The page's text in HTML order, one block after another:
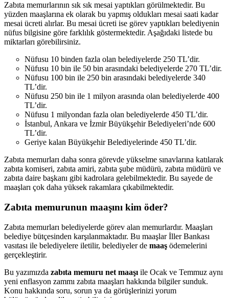
Zabıta memurlarının sık sık mesai yaptıkları görülmektedir. Bu
yüzden maaşlarına ek olarak bu yapmış oldukları mesai saati kadar
mesai ücreti alırlar. Bu mesai ücreti ise görev yaptıkları belediyenin
nüfus bilgisine göre farklılık göstermektedir. Aşağıdaki listede bu
miktarları görebilirsiniz.
Nüfusu 10 binden fazla olan belediyelerde 250 TL’dir.
Nüfusu 10 bin ile 50 bin arasındaki belediyelerde 270 TL’dir.
Nüfusu 100 bin ile 250 bin arasındaki belediyelerde 340
TL’dir.
Nüfusu 250 bin ile 1 milyon arasında olan belediyelerde 400
TL’dir.
Nüfusu 1 milyondan fazla olan belediyelerde 450 TL’dir.
İstanbul, Ankara ve İzmir Büyükşehir Belediyeleri’nde 600
TL’dir.
Geriye kalan Büyükşehir Belediyelerinde 450 TL’dir.
Zabıta memurları daha sonra görevde yükselme sınavlarına katılarak
zabıta komiseri, zabıta amiri, zabıta şube müdürü, zabıta müdürü ve
zabıta daire başkanı gibi kadrolara gelebilmektedir. Bu sayede de
maaşları çok daha yüksek rakamlara çıkabilmektedir.
Zabıta memurunun maaşını kim öder?
Zabıta memurları belediyelerde görev alan memurlardır. Maaşları
belediye bütçesinden karşılanmaktadır. Bu maaşlar İller Bankası
vasıtası ile belediyelere iletilir, belediyeler de maaş ödemelerini
gerçekleştirir.
Bu yazımızda zabıta memuru net maaşı ile Ocak ve Temmuz aynı
yeni enflasyon zammı zabıta maaşları hakkında bilgiler sunduk.
Konu hakkında soru, sorun ya da görüşlerinizi yorum